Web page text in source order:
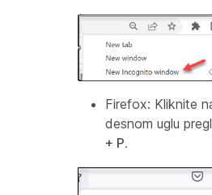
Firefox: Kliknite
desnom uglu
+ P.